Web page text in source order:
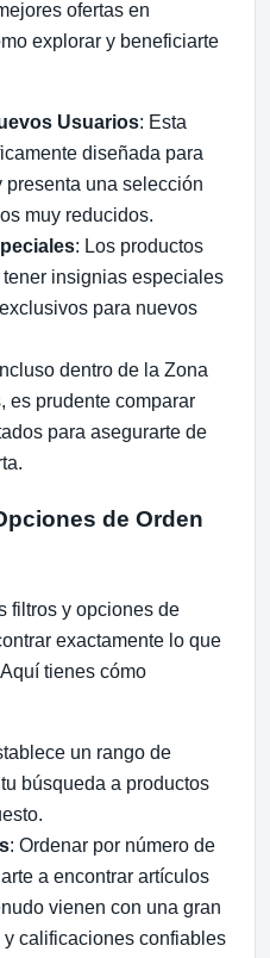
ofertas en
explorar y beneficiarte
Usuarios: Esta
diseñada para
presenta una selección
muy reducidos.
: Los productos
insignias especiales
para nuevos
dentro de la Zona
es prudente comparar
para asegurarte de
de Orden
filtros y opciones de
exactamente lo que
tienes cómo
un rango de
búsqueda a productos
: Ordenar por número de
a encontrar artículos
vienen con una gran
calificaciones confiables